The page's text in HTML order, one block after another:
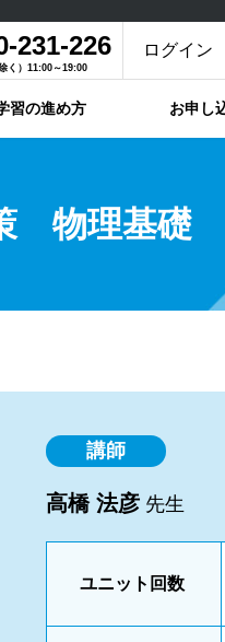
231-226
く）11:00～19:00
ログイン
習の進め方 お申し
物理基礎
講師
高橋 法彦 先生
ユニット回数